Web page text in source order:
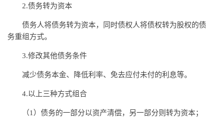
2.债务转为资本
债务人将债务转为资本，同时债权人将债权转为股权的债
务重组方式。
3.修改其他债务条件
减少债务本金、降低利率、免去应付未付的利息等。
4.以上三种方式组合
（1）债务的一部分以资产清偿，另一部分则转为资本；